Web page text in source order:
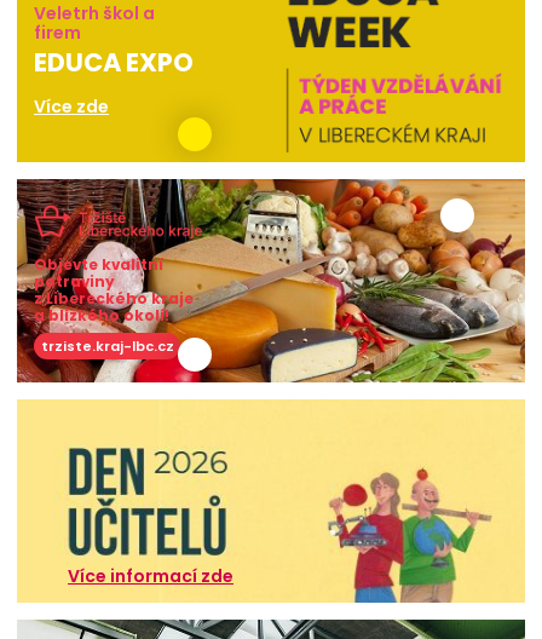
Veletrh škol a
firem
EDUCA EXPO
Více zde
Objevte kvalitní
potraviny
z Libereckého kraje
a blízkého okolí!
trziste.kraj-lbc.cz
Více informací zde